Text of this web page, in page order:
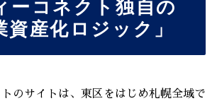
ーコネクト独自の
資産化ロジック」
のサイトは、東区をはじめ札幌全域で